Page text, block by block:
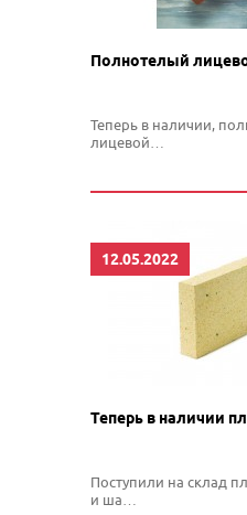
Полнотелый
Теперь в наличии,
лицевой…
12.05.2022
Теперь в наличии
Поступили на склад
и ша…